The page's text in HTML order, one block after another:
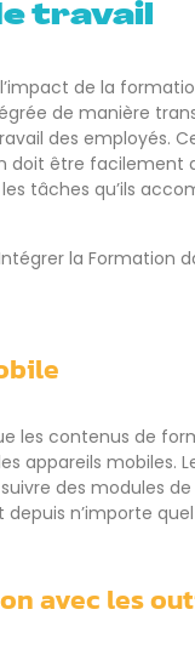
travail
de la
de manière
des employés.
doit être facilement
tâches qu’ils
la Formation
les contenus de
appareils mobiles.
des modules
n’importe
avec les